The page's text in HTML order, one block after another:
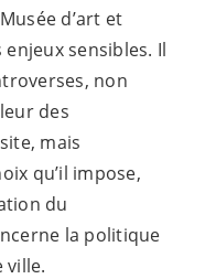
d’art et
sensibles. Il
non
des
mais
qu’il impose,
du
la politique
ville.